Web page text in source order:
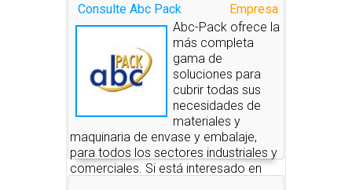
Empresa
Consulte Abc Pack
Abc-Pack ofrece la
más completa
gama de
soluciones para
cubrir todas sus
necesidades de
materiales y
maquinaria de envase y embalaje,
para todos los sectores industriales y
comerciales. Si está interesado en